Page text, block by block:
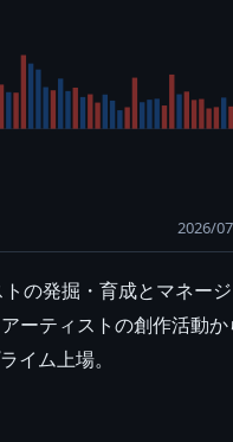
2026/
の発掘・育成とマネー
ーティストの創作活動
イム上場。